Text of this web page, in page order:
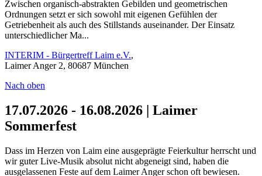
Zwischen organisch-abstrakten Gebilden und geometrischen
Ordnungen setzt er sich sowohl mit eigenen Gefühlen der
Getriebenheit als auch des Stillstands auseinander. Der Einsatz
unterschiedlicher Ma...
INTERIM - Bürgertreff Laim e.V.,
Laimer Anger 2, 80687 München
Nach oben
17.07.2026 - 16.08.2026 | Laimer
Sommerfest
Dass im Herzen von Laim eine ausgeprägte Feierkultur herrscht und
wir guter Live-Musik absolut nicht abgeneigt sind, haben die
ausgelassenen Feste auf dem Laimer Anger schon oft bewiesen.